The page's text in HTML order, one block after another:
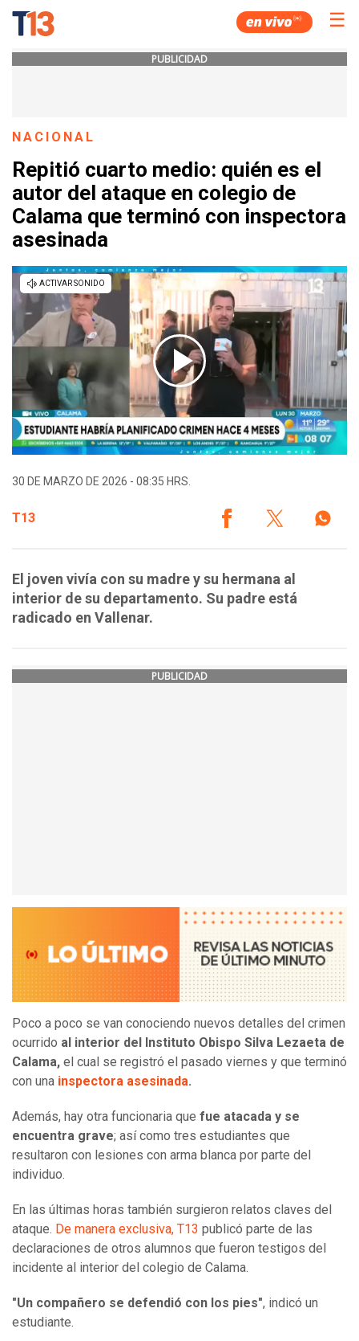
☰
PUBLICIDAD
NACIONAL
Repitió cuarto medio: quién es el
autor del ataque en colegio de
Calama que terminó con inspectora
asesinada
30 DE MARZO DE 2026 - 08:35 HRS.
T13
El joven vivía con su madre y su hermana al
interior de su departamento. Su padre está
radicado en Vallenar.
PUBLICIDAD
Poco a poco se van conociendo nuevos detalles del crimen
ocurrido al interior del Instituto Obispo Silva Lezaeta de
Calama, el cual se registró el pasado viernes y que terminó
con una inspectora asesinada.
Además, hay otra funcionaria que fue atacada y se
encuentra grave; así como tres estudiantes que
resultaron con lesiones con arma blanca por parte del
individuo.
En las últimas horas también surgieron relatos claves del
ataque. De manera exclusiva, T13 publicó parte de las
declaraciones de otros alumnos que fueron testigos del
incidente al interior del colegio de Calama.
"Un compañero se defendió con los pies", indicó un
estudiante.